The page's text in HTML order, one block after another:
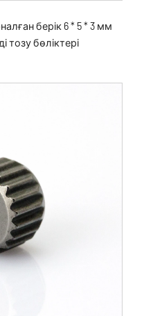
берік 6 * 5 * 3 мм
тозу бөліктері